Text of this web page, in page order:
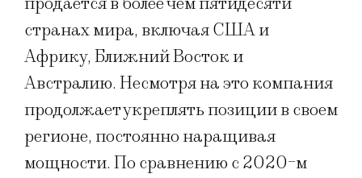
странах мира, включая США и
Африку, Ближний Восток и
Австралию. Несмотря на это компания
продолжает укреплять позиции в своем
регионе, постоянно наращивая
мощности. По сравнению с 2020-м